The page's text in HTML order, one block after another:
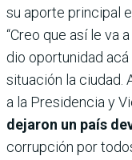
su aporte principal
“Creo que así le va
dio oportunidad
situación la ciudad.
a la Presidencia y
dejaron un país
corrupción por